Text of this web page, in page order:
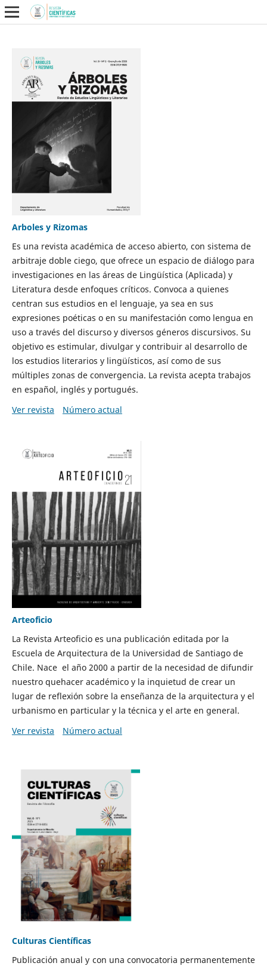
Arboles y Rizomas
Es una revista académica de acceso abierto, con sistema de
arbitraje doble ciego, que ofrece un espacio de diálogo para
investigaciones en las áreas de Lingüística (Aplicada) y
Literatura desde enfoques críticos. Convoca a quienes
centran sus estudios en el lenguaje, ya sea en sus
expresiones poéticas o en su manifestación como lengua en
uso a través del discurso y diversos géneros discursivos. Su
objetivo es estimular, divulgar y contribuir al desarrollo de
los estudios literarios y lingüísticos, así como de sus
múltiples zonas de convergencia. La revista acepta trabajos
en español, inglés y portugués.
Ver revista
Número actual
Arteoficio
La Revista Arteoficio es una publicación editada por la
Escuela de Arquitectura de la Universidad de Santiago de
Chile. Nace el año 2000 a partir de la necesidad de difundir
nuestro quehacer académico y la inquietud de crear un
lugar de reflexión sobre la enseñanza de la arquitectura y el
urbanismo en particular y la técnica y el arte en general.
Ver revista
Número actual
Culturas Científicas
Publicación anual y con una convocatoria permanentemente